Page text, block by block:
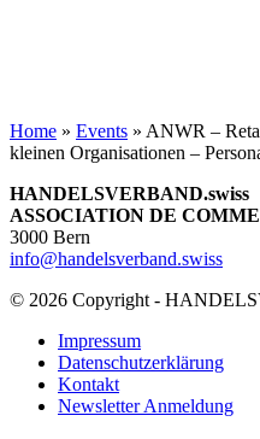
Home » Events » ANWR –
kleinen Organisationen –
HANDELSVERBAND.swiss
ASSOCIATION DE
3000 Bern
info@handelsverband.swiss
© 2026 Copyright -
Impressum
Datenschutzerklärung
Kontakt
Newsletter Anmeldung